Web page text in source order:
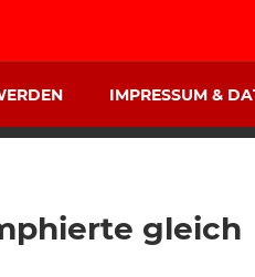
IMPRESSUM &
gleich